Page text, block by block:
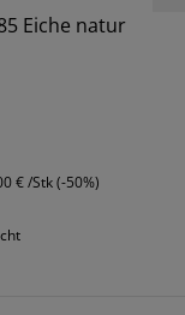
Eiche natur
€ /Stk (-50%)